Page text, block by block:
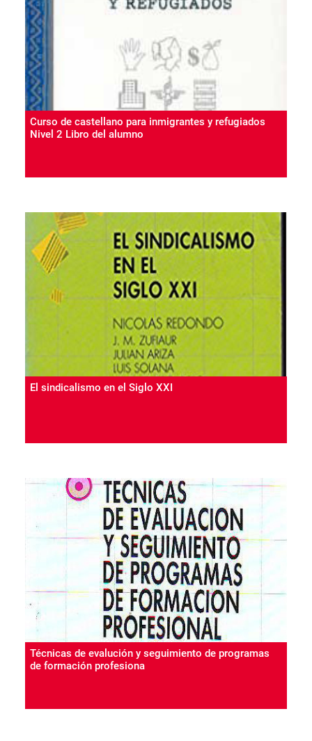
Curso de castellano para inmigrantes y refugiados
Nivel 2 Libro del alumno
El sindicalismo en el Siglo XXI
Técnicas de evalución y seguimiento de programas
de formación profesiona